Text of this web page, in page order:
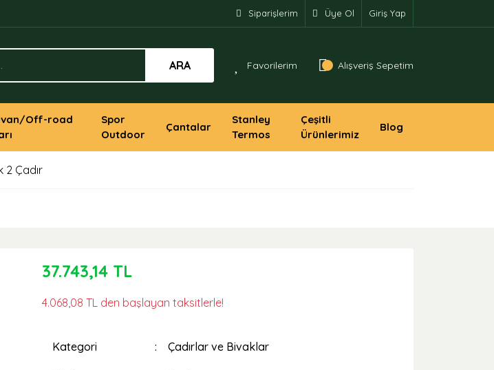
Siparişlerim Üye Ol Giriş Yap
ARA Favorilerim Alışveriş Sepetim
Off-road
Spor
Outdoor
Çantalar
Stanley
Termos
Çeşitli
Ürünlerimiz
Blog
2 Çadır
37.743,14 TL
4.068,08 TL den başlayan taksitlerle!
Kategori Çadırlar ve Bivaklar